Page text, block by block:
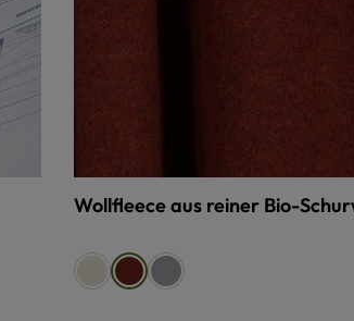
Wollfleece aus reiner Bio-
Farbeauswählen
naturmeliert
erde grau